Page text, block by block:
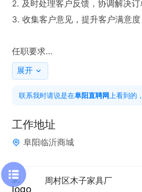
2. 及时处理客户反馈，协调解决订
3. 收集客户意见，提升客户满意度
任职要求
1. 初中以上学历，专业不限
3. 有客服经验者优先
上班时间
早9点-下午4.30
展开
联系我时请说是在阜阳直聘网 上看到的
工作地址
阜阳临沂商城
周村区木子家具厂